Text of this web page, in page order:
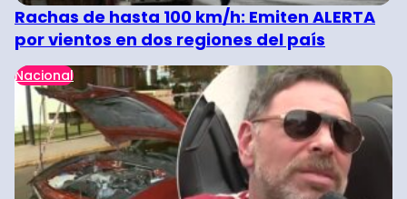
Rachas de hasta 100 km/h: Emiten ALERTA
por vientos en dos regiones del país
Nacional